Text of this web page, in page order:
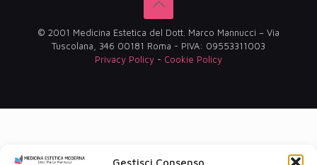
Gestisci Consenso
© 2001 Medicina Estetica del Dott. Marco Mannucci – Via
Tuscolana, 346 00181 Roma - PIVA: 09553311003
Privacy Policy - Cookie Policy